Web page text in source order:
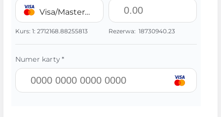
Visa/MasterCard 💳 UAH
Kurs: 1: 2712168.88255813 Rezerwa: 18730940.23
Numer karty *